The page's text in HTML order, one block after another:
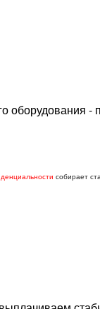
оборудования -
на
собирает